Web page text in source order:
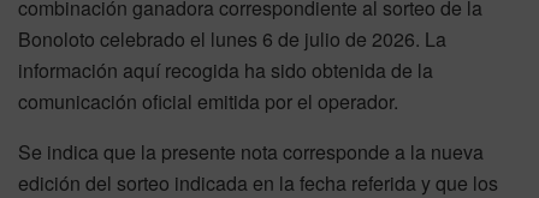
combinación ganadora correspondiente al sorteo de la
Bonoloto celebrado el lunes 6 de julio de 2026. La
información aquí recogida ha sido obtenida de la
comunicación oficial emitida por el operador.
Se indica que la presente nota corresponde a la nueva
edición del sorteo indicada en la fecha referida y que los